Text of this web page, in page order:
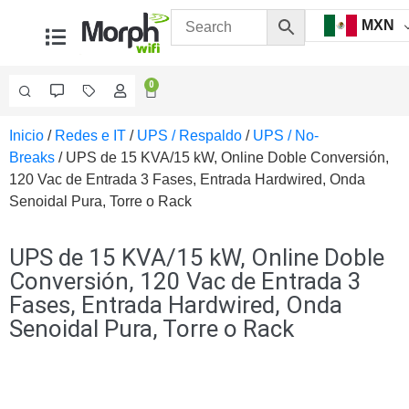
MXN
0
Videovigilancia
Accesorios
Generales
Accesorios
Fibra
Accesorios
para
Computadora
y
SmartphonesCajas
Inicio / Redes e IT / UPS / Respaldo / UPS / No-
Breaks / UPS de 15 KVA/15 kW, Online Doble Conversión,
120 Vac de Entrada 3 Fases, Entrada Hardwired, Onda
Senoidal Pura, Torre o Rack
UPS de 15 KVA/15 kW, Online Doble
Conversión, 120 Vac de Entrada 3
Fases, Entrada Hardwired, Onda
Senoidal Pura, Torre o Rack